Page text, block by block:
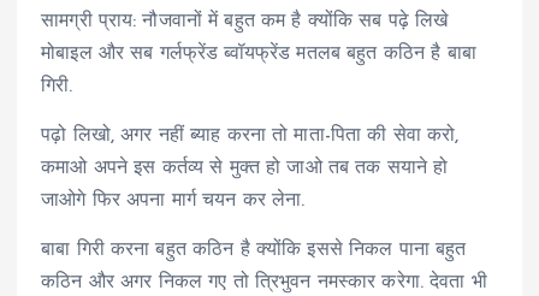
सामग्री प्राय: नौजवानों में बहुत कम है क्योंकि सब पढ़े लिखे
मोबाइल और सब गर्लफ्रेंड ब्वॉयफ्रेंड मतलब बहुत कठिन है बाबा
गिरी.
पढ़ो लिखो, अगर नहीं ब्याह करना तो माता-पिता की सेवा करो,
कमाओ अपने इस कर्तव्य से मुक्त हो जाओ तब तक सयाने हो
जाओगे फिर अपना मार्ग चयन कर लेना.
बाबा गिरी करना बहुत कठिन है क्योंकि इससे निकल पाना बहुत
कठिन और अगर निकल गए तो त्रिभुवन नमस्कार करेगा. देवता भी